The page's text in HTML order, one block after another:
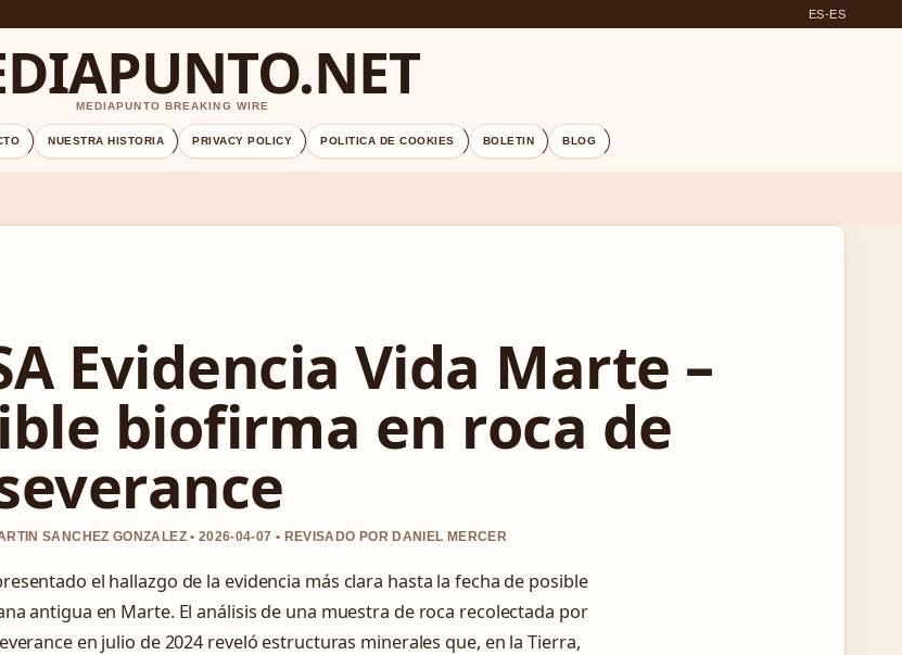
ES-ES
MEDIAPUNTO BREAKING WIRE
NUESTRA HISTORIA PRIVACY POLICY POLITICA DE COOKIES BOLETIN BLOG
Evidencia Vida Marte –
biofirma en roca de
SANCHEZ GONZALEZ • 2026-04-07 • REVISADO POR DANIEL MERCER
el hallazgo de la evidencia más clara hasta la fecha de posible
antigua en Marte. El análisis de una muestra de roca recolectada por
en julio de 2024 reveló estructuras minerales que, en la Tierra,